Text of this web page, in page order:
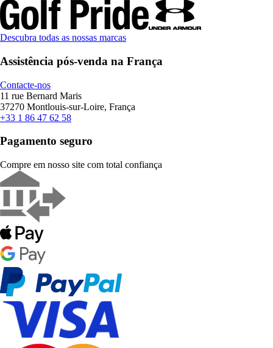
Descubra todas as nossas marcas
Assistência pós-venda na França
Contacte-nos
11 rue Bernard Maris
37270 Montlouis-sur-Loire, França
+33 1 86 47 62 58
Pagamento seguro
Compre em nosso site com total confiança